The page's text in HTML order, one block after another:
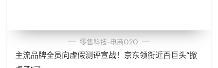
零售科技-电商O2O
主流品牌全员向虚假测评宣战！京东领衔近百巨头“掀